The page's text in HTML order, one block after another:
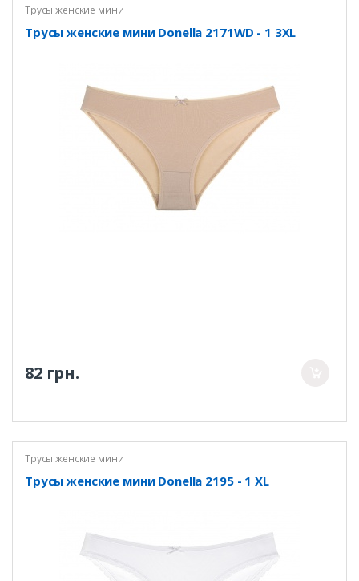
Трусы женские мини
Трусы женские мини Donella 2171WD - 1 3XL
82 грн.
Трусы женские мини
Трусы женские мини Donella 2195 - 1 XL